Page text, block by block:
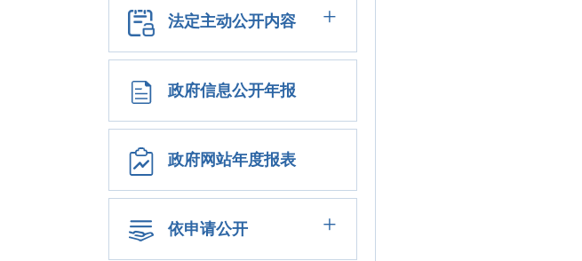
法定主动公开内容 +
政府信息公开年报
政府网站年度报表
依申请公开 +